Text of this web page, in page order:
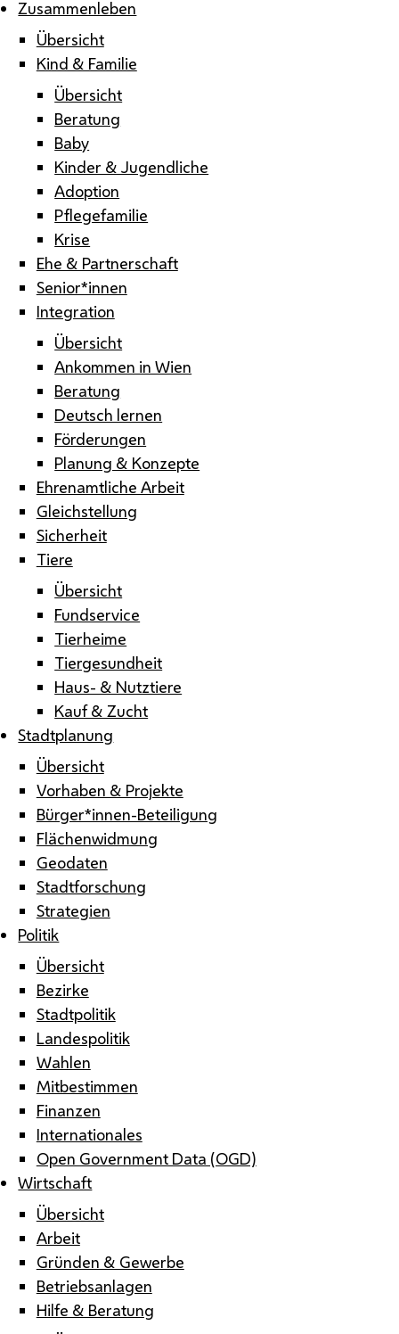
Zusammenleben
Übersicht
Kind & Familie
Übersicht
Beratung
Baby
Kinder & Jugendliche
Adoption
Pflegefamilie
Krise
Ehe & Partnerschaft
Senior*innen
Integration
Übersicht
Ankommen in Wien
Beratung
Deutsch lernen
Förderungen
Planung & Konzepte
Ehrenamtliche Arbeit
Gleichstellung
Sicherheit
Tiere
Übersicht
Fundservice
Tierheime
Tiergesundheit
Haus- & Nutztiere
Kauf & Zucht
Stadtplanung
Übersicht
Vorhaben & Projekte
Bürger*innen-Beteiligung
Flächenwidmung
Geodaten
Stadtforschung
Strategien
Politik
Übersicht
Bezirke
Stadtpolitik
Landespolitik
Wahlen
Mitbestimmen
Finanzen
Internationales
Open Government Data (OGD)
Wirtschaft
Übersicht
Arbeit
Gründen & Gewerbe
Betriebsanlagen
Hilfe & Beratung